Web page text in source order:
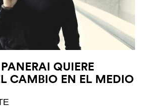
QUIERE
CAMBIO EN EL MEDIO